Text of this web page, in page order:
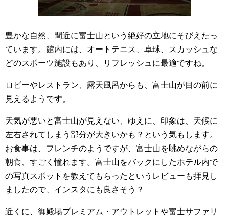
豊かな自然、間近に富士山という絶好の立地にそびえたっ
ています。館内には、オートテニス、卓球、スカッシュな
どのスポーツ施設もあり、リフレッシュに最適ですね。
ロビーやレストラン、露天風呂からも、富士山が目の前に
見えるようです。
天気が悪いと富士山が見えない、ゆえに、印象は、天候に
左右されてしまう部分が大きいかも？という気もします。
お食事は、フレンチのようですが、富士山を眺めながらの
朝食、すごく憧れます。富士山をバックにしたホテル内で
の写真スポットを教えてもらったというレビューも拝見し
ましたので、インスタにも良さそう？
近くに、御殿場プレミアム・アウトレットや富士サファリ